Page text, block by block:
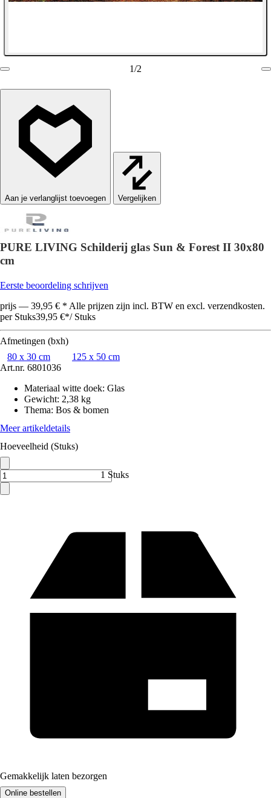
1/2
Vergelijken
PURE LIVING Schilderij glas Sun & Forest II 30x80
cm
Eerste beoordeling schrijven
prijs — 39,95 € * Alle prijzen zijn incl. BTW en excl. verzendkosten.
per Stuks39,95 €*/ Stuks
Afmetingen (bxh)
80 x 30 cm
125 x 50 cm
Art.nr. 6801036
Materiaal witte doek: Glas
Gewicht: 2,38 kg
Thema: Bos & bomen
Meer artikeldetails
Hoeveelheid (Stuks)
1 Stuks
Gemakkelijk laten bezorgen
Online bestellen